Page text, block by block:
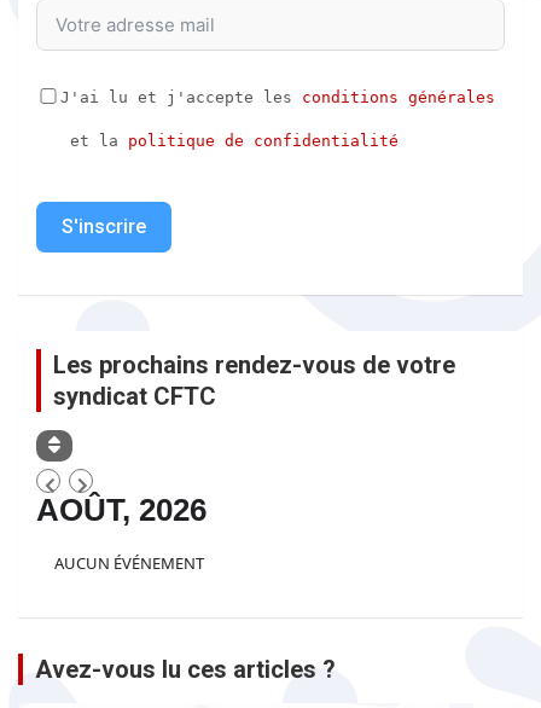
J'ai lu et j'accepte les conditions générales
et la politique de confidentialité
S'inscrire
Les prochains rendez-vous de votre
syndicat CFTC
AOÛT, 2026
AUCUN ÉVÉNEMENT
Avez-vous lu ces articles ?